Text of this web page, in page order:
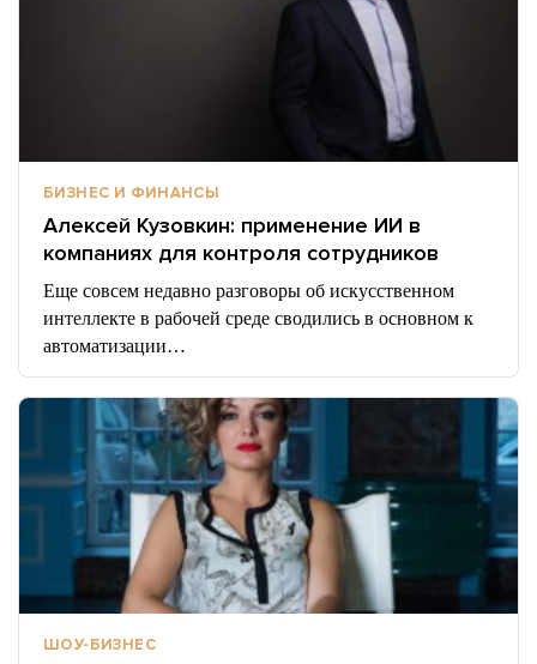
БИЗНЕС И ФИНАНСЫ
Алексей Кузовкин: применение ИИ в
компаниях для контроля сотрудников
Еще совсем недавно разговоры об искусственном
интеллекте в рабочей среде сводились в основном к
автоматизации…
ШОУ-БИЗНЕС